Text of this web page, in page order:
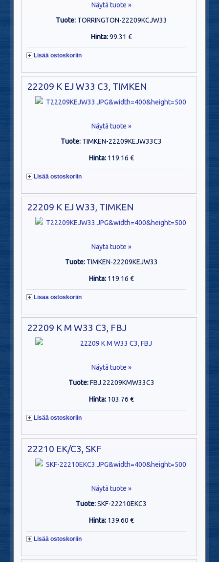
Näytä tuote »
Tuote: TORRINGTON-22209KCJW33
Hinta:99.31 €
Lisää ostoskoriin
22209 K EJ W33 C3, TIMKEN
Näytä tuote »
Tuote: TIMKEN-22209KEJW33C3
Hinta: 119.16 €
Lisää ostoskoriin
22209 K EJ W33, TIMKEN
Näytä tuote »
Tuote: TIMKEN-22209KEJW33
Hinta: 119.16 €
Lisää ostoskoriin
22209 K M W33 C3, FBJ
Näytä tuote »
Tuote:FBJ.22209KMW33C3
Hinta: 103.76 €
Lisää ostoskoriin
22210 EK/C3, SKF
Näytä tuote »
Tuote:SKF-22210EKC3
Hinta: 139.60 €
Lisää ostoskoriin